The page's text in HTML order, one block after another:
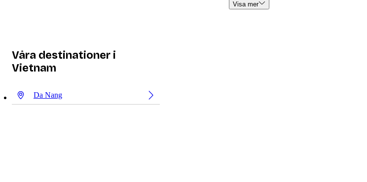
Visa mer
Våra destinationer i
Vietnam
Da Nang